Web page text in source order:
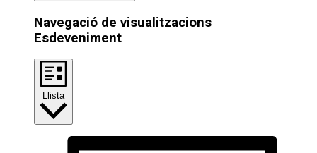
Navegació de visualitzacions
Esdeveniment
Llista